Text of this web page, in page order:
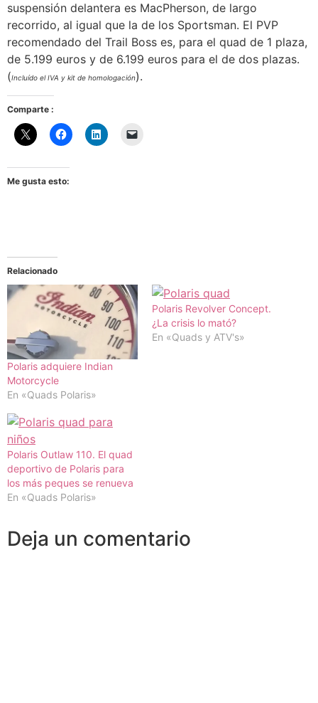
suspensión delantera es MacPherson, de largo
recorrido, al igual que la de los Sportsman. El PVP
recomendado del Trail Boss es, para el quad de 1 plaza,
de 5.199 euros y de 6.199 euros para el de dos plazas.
(Incluído el IVA y kit de homologación).
Comparte :
Me gusta esto:
Relacionado
Polaris adquiere Indian
Motorcycle
En «Quads Polaris»
Polaris Revolver Concept.
¿La crisis lo mató?
En «Quads y ATV's»
Polaris Outlaw 110. El quad
deportivo de Polaris para
los más peques se renueva
En «Quads Polaris»
Deja un comentario